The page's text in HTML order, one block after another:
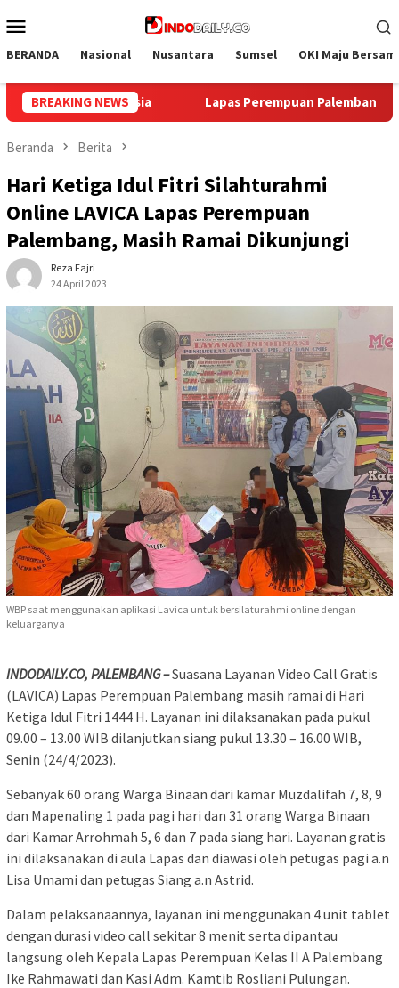
ke
Mobile
BERANDA Nasional Nusantara Sumsel OKI Maju
BREAKING NEWS
Gelar Aksi Bersih Kemerdekaan, Kobarkan Semangat
Beranda Berita
Hari Ketiga Idul Fitri Silahturahmi
Online LAVICA Lapas Perempuan
Palembang, Masih Ramai Dikunjungi
Reza Fajri
24 April 2023
WBP saat menggunakan aplikasi Lavica untuk bersilaturahmi online dengan
keluarganya
INDODAILY.CO, PALEMBANG –Suasana Layanan Video Call Gratis
(LAVICA) Lapas Perempuan Palembang masih ramai di Hari
Ketiga Idul Fitri 1444 H. Layanan ini dilaksanakan pada pukul
09.00 – 13.00 WIB dilanjutkan siang pukul 13.30 – 16.00 WIB,
Senin (24/4/2023).
Sebanyak 60 orang Warga Binaan dari kamar Muzdalifah 7, 8, 9
dan Mapenaling 1 pada pagi hari dan 31 orang Warga Binaan
dari Kamar Arrohmah 5, 6 dan 7 pada siang hari. Layanan gratis
ini dilaksanakan di aula Lapas dan diawasi oleh petugas pagi a.n
Lisa Umami dan petugas Siang a.n Astrid.
Dalam pelaksanaannya, layanan ini menggunakan 4 unit tablet
dengan durasi video call sekitar 8 menit serta dipantau
langsung oleh Kepala Lapas Perempuan Kelas II A Palembang
Ike Rahmawati dan Kasi Adm. Kamtib Rosliani Pulungan.